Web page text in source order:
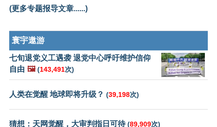
(更多专题报导文章......)
寰宇遨游
七旬退党义工遇袭 退党中心呼吁维护信仰
自由 🖼️ (143,491次)
人类在觉醒 地球即将升级？ (39,198次)
猜想：天网觉醒，大审判指日可待(89,909次)